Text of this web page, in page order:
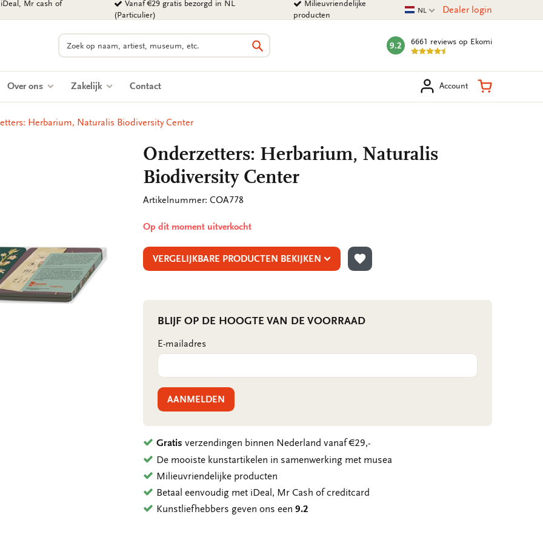
Mr cash of
Vanaf €29 gratis bezorgd in NL
(Particulier)
Milieuvriendelijke
producten
Huidige taal
NL Dealer login
Zoeken
Zoeken
mark:
9.2 6661 reviews op Ekomi
Over ons Zakelijk Contact Account Winkelmand
Herbarium, Naturalis Biodiversity Center
Onderzetters: Herbarium, Naturalis
Biodiversity Center
Artikelnummer: COA778
Op dit moment uitverkocht
VERGELIJKBARE PRODUCTEN BEKIJKEN
TOEVOEGEN AAN VERLANGLIJST
BLIJF OP DE HOOGTE VAN DE VOORRAAD
E-mailadres
AANMELDEN
Gratis verzendingen binnen Nederland vanaf €29,-
De mooiste kunstartikelen in samenwerking met musea
Milieuvriendelijke producten
Betaal eenvoudig met iDeal, Mr Cash of creditcard
Kunstliefhebbers geven ons een9.2